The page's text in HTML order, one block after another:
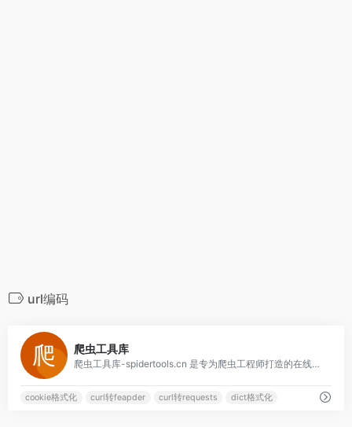
url编码
爬虫工具库
爬虫工具库-spidertools.cn 是专为爬虫工程师打造的在线工具库，集合了爬虫工程师常用的工具，如json格式化、header格式化、cookie格式化、curl转python等，致力于提高爬虫开发效率
cookie格式化 curl转feapder curl转requests dict格式化